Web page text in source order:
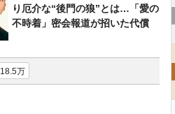
り厄介な“後門の狼”とは…「愛の
不時着」密会報道が招いた代償
18.5万